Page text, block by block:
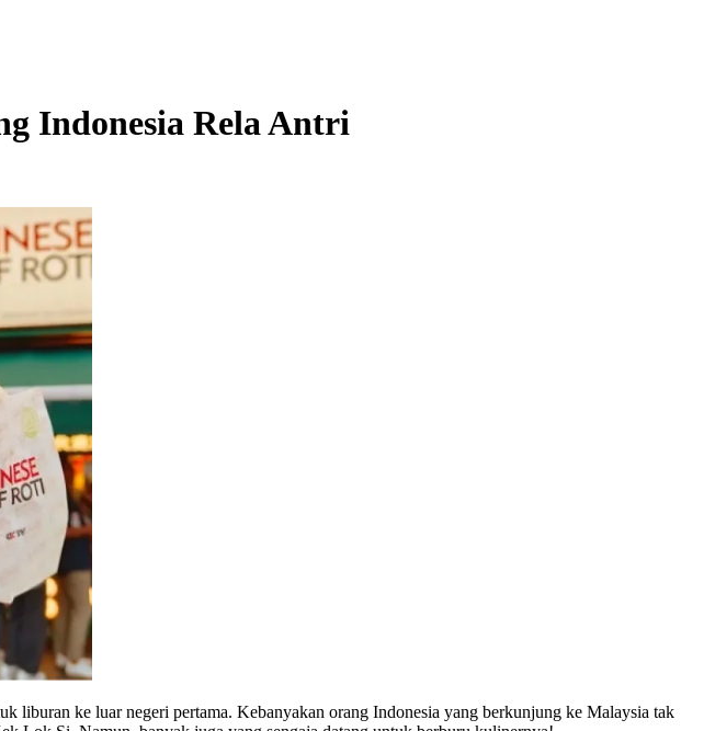
Indonesia Rela Antri
liburan ke luar negeri pertama. Kebanyakan orang Indonesia yang berkunjung ke Malaysia tak